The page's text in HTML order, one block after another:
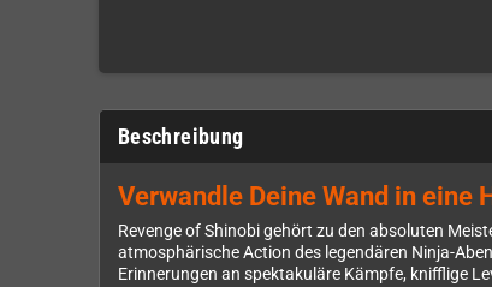
Beschreibung
Verwandle Deine Wand in
Revenge of Shinobi gehört zu den absoluten
atmosphärische Action des legendären Ninja-
Erinnerungen an spektakuläre Kämpfe, knifflige